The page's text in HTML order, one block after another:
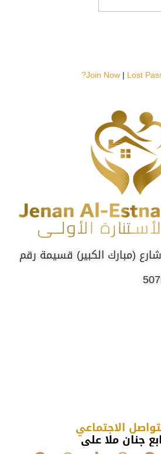
Join Now| Lost
الكويت شرق قطع ٦ شارع (مبارك الكبير) قسيمة رقم
الاجتماعي
جنان ملا علي